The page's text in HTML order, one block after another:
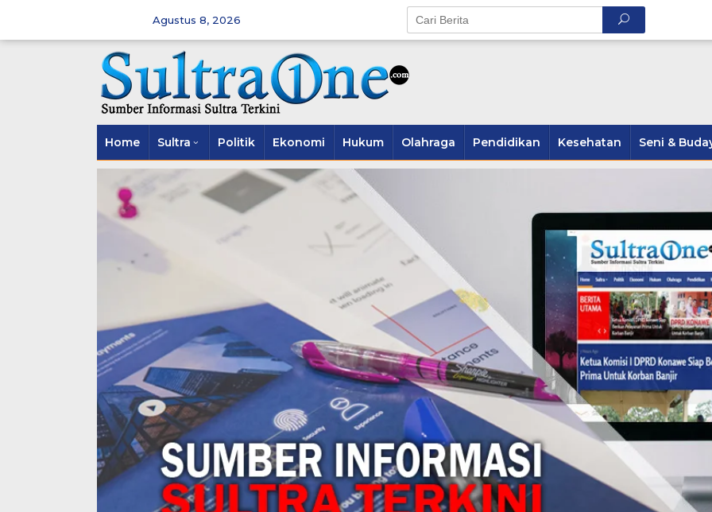
Agustus 8, 2026
Home Sultra Politik Ekonomi Hukum Olahraga Pendidikan Kesehatan Seni &